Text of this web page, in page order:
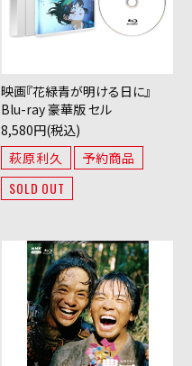
映画『花緑青が明ける日に』
Blu-ray 豪華版 セル
8,580円(税込)
萩原利久
予約商品
SOLD OUT